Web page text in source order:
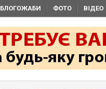
БЛОГОЖАБИ ФОТО ВІДЕО